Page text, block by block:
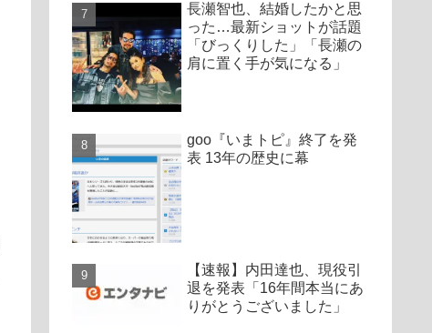
長瀬智也、結婚したかと思
った…最新ショットが話題
「びっくりした」「長瀬の
肩に置く手が気になる」
goo『いまトピ』終了を発
表 13年の歴史に幕
【速報】内田達也、現役引
退を発表「16年間本当にあ
りがとうございました」